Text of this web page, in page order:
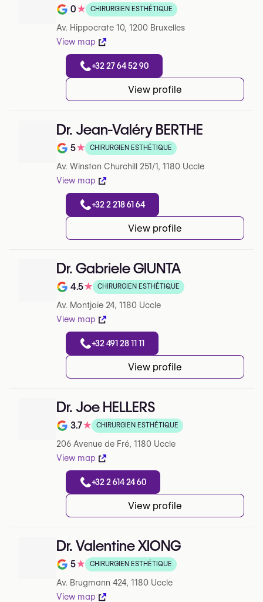
Note de 0 sur 5 sur Google
0★ CHIRURGIEN ESTHÉTIQUE
Av. Hippocrate 10, 1200 Bruxelles
View map
+32 27 64 52 90
View profile
Dr. Jean-Valéry BERTHE
Note de 5 sur 5 sur Google
5★ CHIRURGIEN ESTHÉTIQUE
Av. Winston Churchill 251/1, 1180 Uccle
View map
+32 2 218 61 64
View profile
Dr. Gabriele GIUNTA
Note de 4.5 sur 5 sur Google
4.5★ CHIRURGIEN ESTHÉTIQUE
Av. Montjoie 24, 1180 Uccle
View map
+32 491 28 11 11
View profile
Dr. Joe HELLERS
Note de 3.7 sur 5 sur Google
3.7★ CHIRURGIEN ESTHÉTIQUE
206 Avenue de Fré, 1180 Uccle
View map
+32 2 614 24 60
View profile
Dr. Valentine XIONG
Note de 5 sur 5 sur Google
5★ CHIRURGIEN ESTHÉTIQUE
Av. Brugmann 424, 1180 Uccle
View map